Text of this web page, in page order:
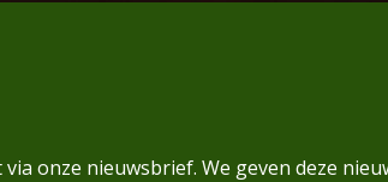
onze nieuwsbrief. We geven deze